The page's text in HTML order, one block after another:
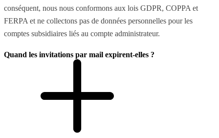
conséquent, nous nous conformons aux lois GDPR, COPPA et
FERPA et ne collectons pas de données personnelles pour les
comptes subsidiaires liés au compte administrateur.
Quand les invitations par mail expirent-elles ?